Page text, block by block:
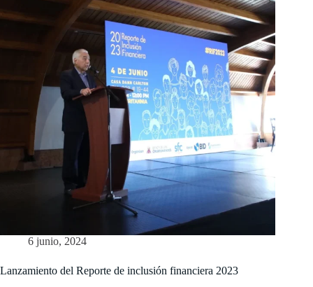
6 junio, 2024
Lanzamiento del Reporte de inclusión financiera 2023